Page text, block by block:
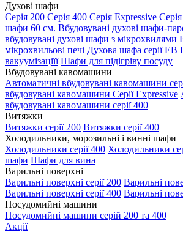
Духові шафи
Серія 200 Серія 400 Серія Expressive
шафи 60 см. Вбудовувані духові шафи-
вбудовувані духові шафи з мікрохвилями
мікрохвильові печі Духова шафа серії EB
вакуумізаціїї Шафи для підігріву посуду
Вбудовувані кавомашини
Автоматичні вбудовувані кавомашини
вбудовувані кавомашини Серії Expressive
вбудовувані кавомашини серії 400
Витяжки
Витяжки серії 200 Витяжки серії 400
Холодильники, морозильні і винні шафи
Холодильники серії 400 Холодильники
шафи Шафи для вина
Варильні поверхні
Варильні поверхні серії 200 Варильні
Варильні поверхні серії 400 Варильні
Посудомийні машини
Посудомийні машини серій 200 та 400
Акції